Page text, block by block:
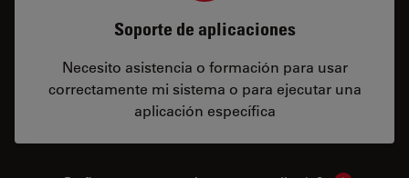
Soporte de aplicaciones
Necesito asistencia o formación para usar
correctamente mi sistema o para ejecutar una
aplicación específica